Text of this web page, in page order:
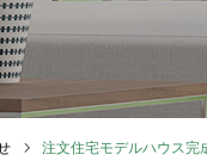
注文住宅モデルハウス完成見